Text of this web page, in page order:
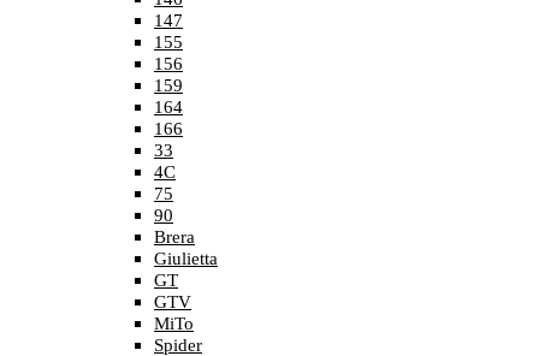
147
155
156
159
164
166
33
4C
75
90
Brera
Giulietta
GT
GTV
MiTo
Spider